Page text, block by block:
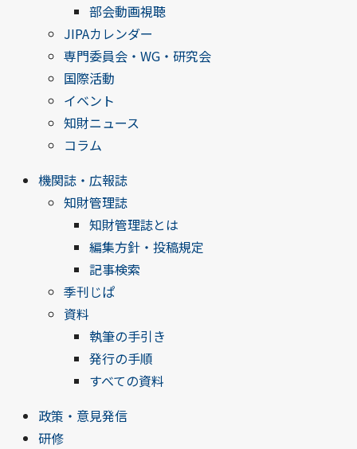
部会動画視聴
JIPAカレンダー
専門委員会・WG・研究会
国際活動
イベント
知財ニュース
コラム
機関誌・広報誌
知財管理誌
知財管理誌とは
編集方針・投稿規定
記事検索
季刊じぱ
資料
執筆の手引き
発行の手順
すべての資料
政策・意見発信
研修